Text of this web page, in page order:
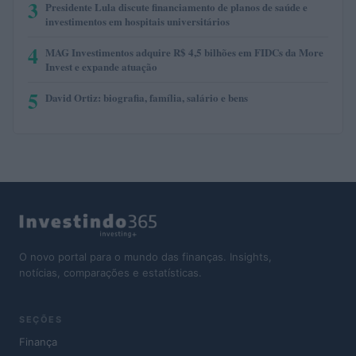
3 Presidente Lula discute financiamento de planos de saúde e
investimentos em hospitais universitários
4 MAG Investimentos adquire R$ 4,5 bilhões em FIDCs da More
Invest e expande atuação
5 David Ortiz: biografia, família, salário e bens
O novo portal para o mundo das finanças. Insights,
notícias, comparações e estatísticas.
SEÇÕES
Finança